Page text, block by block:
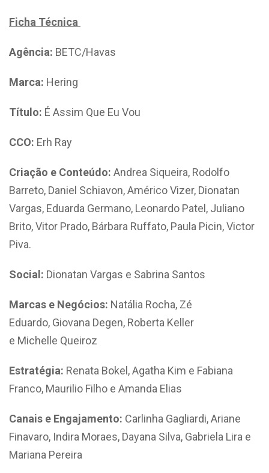
Ficha Técnica
Agência: BETC/Havas
Marca: Hering
Título: É Assim Que Eu Vou
CCO: Erh Ray
Criação e Conteúdo: Andrea Siqueira, Rodolfo
Barreto, Daniel Schiavon, Américo Vizer, Dionatan
Vargas, Eduarda Germano, Leonardo Patel, Juliano
Brito, Vitor Prado, Bárbara Ruffato, Paula Picin, Victor
Piva.
Social: Dionatan Vargas e Sabrina Santos
Marcas e Negócios: Natália Rocha, Zé
Eduardo, Giovana Degen, Roberta Keller
e Michelle Queiroz
Estratégia: Renata Bokel, Agatha Kim e Fabiana
Franco, Maurilio Filho e Amanda Elias
Canais e Engajamento: Carlinha Gagliardi, Ariane
Finavaro, Indira Moraes, Dayana Silva, Gabriela Lira e
Mariana Pereira